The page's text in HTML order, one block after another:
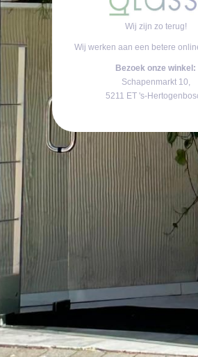
Wij zijn zo terug!
Wij werken aan een betere
Bezoek onze winkel:
Schapenmarkt 10,
5211 ET 's-